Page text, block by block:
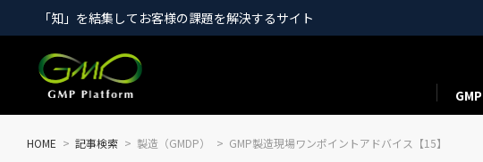
「知」を結集してお客様の課題を解決するサイト
HOME 記事検索 製造（GMDP） GMP製造現場ワンポイントアドバイス【15】